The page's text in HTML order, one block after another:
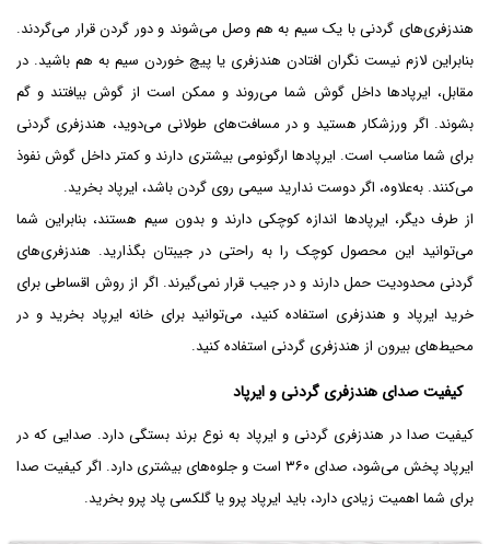
هندزفری‌های گردنی با یک سیم به هم وصل می‌شوند و دور گردن قرار می‌گردند.
بنابراین لازم نیست نگران افتادن هندزفری یا پیچ خوردن سیم به هم باشید. در
مقابل، ایرپادها داخل گوش شما می‌روند و ممکن است از گوش بیافتند و گم
بشوند. اگر ورزشکار هستید و در مسافت‌های طولانی می‌دوید، هندزفری گردنی
برای شما مناسب است. ایرپادها ارگونومی بیشتری دارند و کمتر داخل گوش نفوذ
می‌کنند. به‌علاوه، اگر دوست ندارید سیمی روی گردن باشد، ایرپاد بخرید.
از طرف دیگر، ایرپادها اندازه کوچکی دارند و بدون سیم هستند، بنابراین شما
می‌توانید این محصول کوچک را به راحتی در جیبتان بگذارید. هندزفری‌های
گردنی محدودیت حمل دارند و در جیب قرار نمی‌گیرند. اگر از روش اقساطی برای
خرید ایرپاد و هندزفری استفاده کنید، می‌توانید برای خانه ایرپاد بخرید و در
محیط‌های بیرون از هندزفری گردنی استفاده کنید.
کیفیت صدای هندزفری گردنی و ایرپاد
کیفیت صدا در هندزفری گردنی و ایرپاد به نوع برند بستگی دارد. صدایی که در
ایرپاد پخش می‌شود، صدای ۳۶۰ است و جلوه‌های بیشتری دارد. اگر کیفیت صدا
برای شما اهمیت زیادی دارد، باید ایرپاد پرو یا گلکسی پاد پرو بخرید.